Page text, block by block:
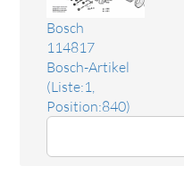
Bosch
114817
Bosch-Artikel
(Liste:1,
Position:840)
Das Ersatzteil